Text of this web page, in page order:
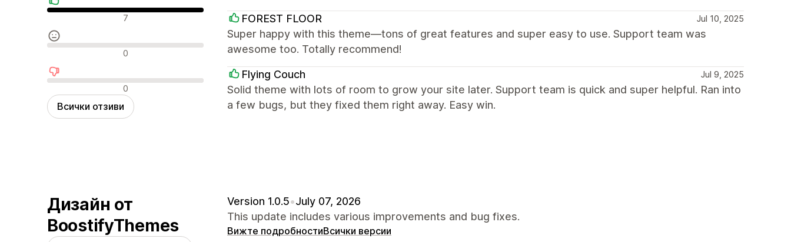
Положителни отзиви
7
Неутрални отзиви
0
Отрицателни отзиви
0
Всички отзиви
FOREST FLOOR Jul 10, 2025
Super happy with this theme—tons of great features and super easy to use. Support team was
awesome too. Totally recommend!
Flying Couch Jul 9, 2025
Solid theme with lots of room to grow your site later. Support team is quick and super helpful. Ran into
a few bugs, but they fixed them right away. Easy win.
Дизайн от
BoostifyThemes
Version 1.0.5•July 07, 2026
This update includes various improvements and bug fixes.
Вижте подробностиВсички версии